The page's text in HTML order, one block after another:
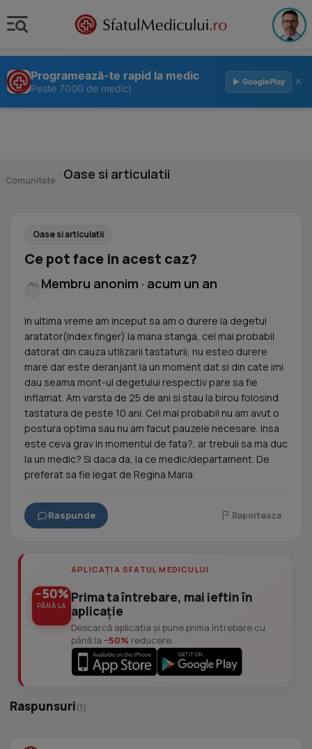
Programează-te rapid la medic
Peste 7000 de medici
▶ GooglePlay ×
Comunitate Oase si articulatii
Oase si articulatii
Ce pot face in acest caz?
Membru anonim · acum un an
In ultima vreme am inceput sa am o durere la degetul
aratator(Index finger) la mana stanga, cel mai probabil
datorat din cauza utilizarii tastaturii, nu esteo durere
mare dar este deranjant la un moment dat si din cate imi
dau seama mont-ul degetului respectiv pare sa fie
inflamat. Am varsta de 25 de ani si stau la birou folosind
tastatura de peste 10 ani. Cel mai probabil nu am avut o
postura optima sau nu am facut pauzele necesare. Insa
este ceva grav in momentul de fata?, ar trebuii sa ma duc
la un medic? Si daca da, la ce medic/departament. De
preferat sa fie legat de Regina Maria.
Raspunde Raporteaza
−50%
PÂNĂ LA
APLICAȚIA SFATUL MEDICULUI
Prima ta întrebare, mai ieftin în
aplicație
Descarcă aplicația și pune prima întrebare cu
până la −50% reducere.
Raspunsuri(1)